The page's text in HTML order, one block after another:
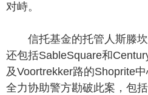
对峙。
信托基金的托管人斯滕
还包括SableSquare和
及Voortrekker路的Shoprite
全力协助警方勘破此案，包